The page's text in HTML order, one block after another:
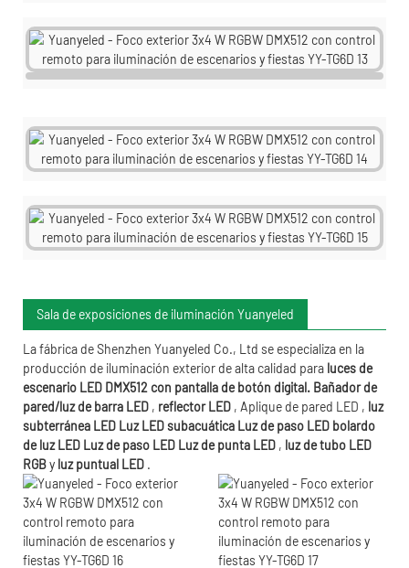
Sala de exposiciones de iluminación Yuanyeled
La fábricade Shenzhen Yuanyeled Co., Ltd se especializa en la
producción de iluminación exterior de alta calidad para luces de
escenario LED DMX512 con pantalla de botón digital. Bañador de
pared/luz de barra LED , reflector LED , Aplique de pared LED , luz
subterránea LED Luz LED subacuática Luz de paso LED bolardo
de luz LED Luz de paso LED Luz de punta LED , luz de tubo LED
RGBy luz puntual LED .